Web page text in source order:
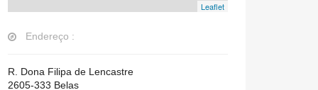
Leaflet
Endereço :
R. Dona Filipa de Lencastre
2605-333 Belas